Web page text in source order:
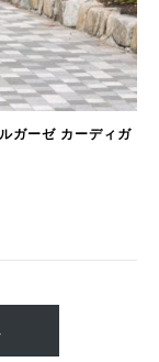
ガーゼ カーディガ